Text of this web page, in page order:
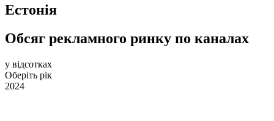
Естонія
Обсяг рекламного ринку по каналах
у відсотках
Оберіть рік
2024